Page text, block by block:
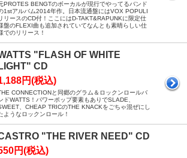
PROTES BENGTのボーカルが現行でやってるバンド
1stアルバム2014年作。日本流通盤にはVOX POPULI
リースのCD付！ここにはD-TAKT&RAPUNKに限定仕
盤のFLEXI曲も追加されていてなんとも素晴らしい仕
でのリリース！
"FLASH OF WHITE
LIGHT" CD
円(税込)
CONNECTIONと同郷のグラム＆ロックンロールバ
ドWATTS！パワーポップ要素もありでSLADE、
、CHEAP TRICのTHE KNACKをごちゃ混ぜにし
ようなロックンロール！
"THE RIVER NEED" CD
円(税込)